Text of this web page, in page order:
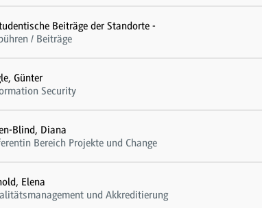
Beiträge der Standorte -
/ Beiträge
Günter
Security
Blind, Diana
Bereich Projekte und Change
Elena
und Akkreditierung